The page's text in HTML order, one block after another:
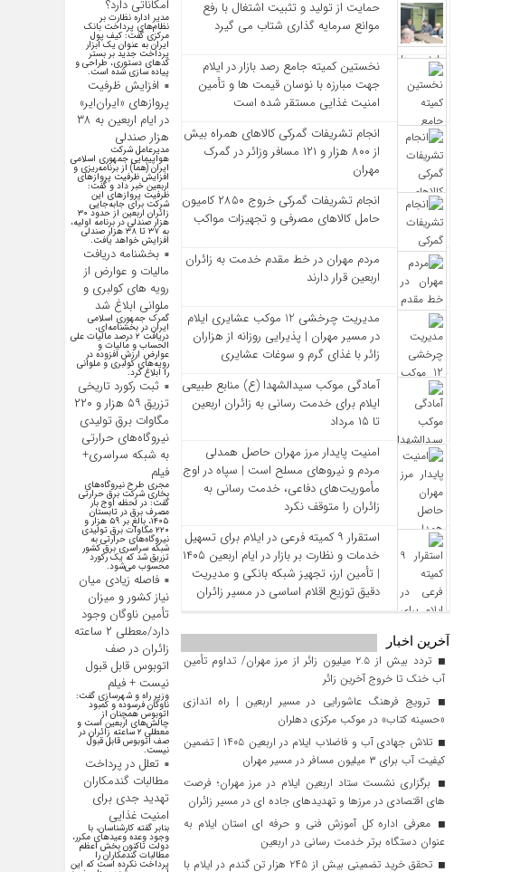
حمایت از تولید و تثبیت اشتغال با رفع
موانع سرمایه‌ گذاری شتاب می‌ گیرد
نخستین کمیته جامع رصد بازار در ایلام
جهت مبارزه با نوسان قیمت‌ ها و تأمین
امنیت غذایی مستقر شده است
انجام تشریفات گمرکی کالاهای همراه بیش
از ۸۰۰ هزار و ۱۲۱ مسافر وزائر در گمرک
مهران
انجام تشریفات گمرکی خروج ۲۸۵۰ کامیون
حامل کالاهای مصرفی و تجهیزات مواکب
مردم مهران در خط مقدم خدمت به زائران
اربعین قرار دارند
مدیریت چرخشی 12 موکب‌ عشایری ایلام
در مسیر مهران | پذیرایی روزانه از هزاران
زائر با غذای گرم و سوغات عشایری
آمادگی موکب سیدالشهدا (ع) منابع طبیعی
ایلام برای خدمت‌ رسانی به زائران اربعین
تا ۱۵ مرداد
امنیت پایدار مرز مهران حاصل همدلی
مردم و نیروهای مسلح است | سپاه در اوج
مأموریت‌های دفاعی، خدمت‌ رسانی به
زائران را متوقف نکرد
استقرار ۹ کمیته فرعی در ایلام برای تسهیل
خدمات و نظارت بر بازار در ایام اربعین ۱۴۰۵
| تأمین ارز، تجهیز شبکه بانکی و مدیریت
دقیق توزیع اقلام اساسی در مسیر زائران
آخرین اخبار
تردد بیش از ۲.۵ میلیون زائر از مرز مهران/ تداوم تأمین
آب خنک تا خروج آخرین زائر
ترویج فرهنگ عاشورایی در مسیر اربعین | راه‌ اندازی
«حسینه کتاب» در موکب مرکزی دهلران
تلاش جهادی آب و فاضلاب ایلام در اربعین ۱۴۰۵ | تضمین
کیفیت آب برای ۳ میلیون مسافر در مسیر مهران
برگزاری نشست ستاد اربعین ایلام در مرز مهران؛ فرصت‌
های اقتصادی در مرزها و تهدیدهای جاده‌ ای در مسیر زائران
معرفی اداره کل آموزش فنی و حرفه‌ ای استان ایلام به‌
عنوان دستگاه برتر خدمت‌ رسانی در اربعین
تحقق خرید تضمینی بیش از ۲۴۵ هزار تن گندم در ایلام با
امکاناتی دارد؟
مدیر اداره نظارت بر
نظام‌های پرداخت بانک
مرکزی گفت: کیف پول
ایران به عنوان یک ابزار
پرداخت جدید بر بستر
کد‌های دستوری، طراحی و
پیاده سازی شده است.
افزایش ظرفیت
پروازهای «ایران‌ایر»
در ایام اربعین به ۳۸
هزار صندلی
مدیرعامل شرکت
هواپیمایی جمهوری اسلامی
ایران (هما) از برنامه‌ریزی و
افزایش ظرفیت پروازهای
اربعین خبر داد و گفت:
ظرفیت پروازهای این
شرکت برای جابه‌جایی
زائران اربعین از حدود ۳۰
هزار صندلی در برنامه اولیه،
به ۳۷ تا ۳۸ هزار صندلی
افزایش خواهد یافت.
بخشنامه دریافت
مالیات و عوارض از
رویه های کولبری و
ملوانی ابلاغ شد
گمرک جمهوری اسلامی
ایران در بخشنامه‌ای،
دریافت ۲ درصد مالیات علی
الحساب و مالیات و
عوارض ارزش افزوده در
رویه‌های کولبری و ملوانی
را ابلاغ کرد.
ثبت رکورد تاریخی
تزریق ۵۹ هزار و ۲۲۰
مگاوات برق تولیدی
نیروگاه‌های حرارتی
به شبکه سراسری+
فیلم
مجری طرح نیروگاه‌های
بخاری شرکت برق حرارتی
گفت: در لحظه اوج بار
مصرف برق در تابستان
۱۴۰۵، بالغ بر ۵۹ هزار و
۲۲۰ مگاوات برق تولیدی
نیروگاه‌های حرارتی به
شبکه سراسری برق کشور
تزریق شد که یک رکورد
محسوب می‌شود.
فاصله زیادی میان
نیاز کشور و میزان
تأمین ناوگان وجود
دارد/معطلی ۲ ساعته
زائران در صف
اتوبوس قابل قبول
نیست + فیلم
وزیر راه و شهرسازی گفت:
ناوگان فرسوده و کمبود
اتوبوس همچنان از
چالش‌های اربعین است و
معطلی ۲ ساعته زائران در
صف اتوبوس قابل قبول
نیست.
تعلل در پرداخت
مطالبات گندمکاران
تهدید جدی برای
امنیت غذایی
بنابر گفته کارشناسان، با
وجود وعده وعید‌های مکرر،
دولت تاکنون بخش اعظم
مطالبات گندمکاران را
پرداخت نکرده است که این